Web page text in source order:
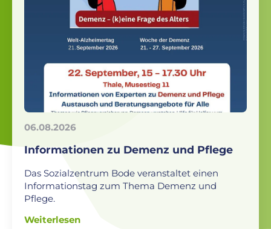
06.08.2026
Informationen zu Demenz und Pflege
Das Sozialzentrum Bode veranstaltet einen
Informationstag zum Thema Demenz und
Pflege.
Weiterlesen